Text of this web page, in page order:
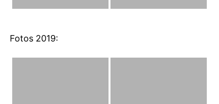
Fotos 2019: